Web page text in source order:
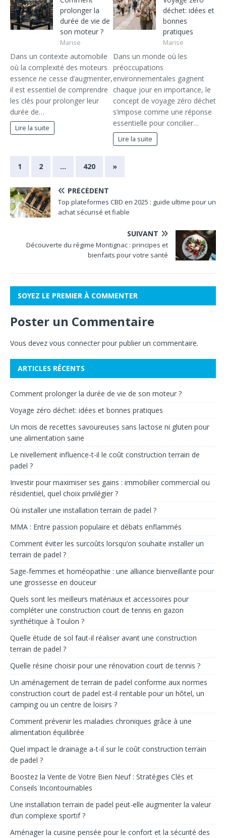
prolonger la
durée de vie de
son moteur ?
Marise
Dans un contexte automobile
où la complexité des moteurs
essence ne cesse d’augmenter,
il est essentiel de comprendre
les clés pour prolonger leur
durée de…
Lire la suite
déchet: idées et
bonnes
pratiques
Marise
Dans un monde où les
préoccupations
environnementales gagnent
chaque jour en importance, le
concept de voyage zéro déchet
s’impose comme une réponse
essentielle pour concilier…
Lire la suite
1 2 … 420 »
PRÉCÉDENT
Top plateformes CBD en 2025 : guide ultime pour un
achat sécurisé et fiable
SUIVANT
Découverte du régime Montignac : principes et
bienfaits pour votre santé
SOYEZ LE PREMIER À COMMENTER
Poster un Commentaire
Vous devez vous connecter pour publier un commentaire.
ARTICLES RÉCENTS
Comment prolonger la durée de vie de son moteur ?
Voyage zéro déchet: idées et bonnes pratiques
Un mois de recettes savoureuses sans lactose ni gluten pour
une alimentation saine
Le nivellement influence-t-il le coût construction terrain de
padel ?
Investir pour maximiser ses gains : immobilier commercial ou
résidentiel, quel choix privilégier ?
Où installer une installation terrain de padel ?
MMA : Entre passion populaire et débats enflammés
Comment éviter les surcoûts lorsqu’on souhaite installer un
terrain de padel ?
Sage-femmes et homéopathie : une alliance bienveillante pour
une grossesse en douceur
Quels sont les meilleurs matériaux et accessoires pour
compléter une construction court de tennis en gazon
synthétique à Toulon ?
Quelle étude de sol faut-il réaliser avant une construction
terrain de padel ?
Quelle résine choisir pour une rénovation court de tennis ?
Un aménagement de terrain de padel conforme aux normes
construction court de padel est-il rentable pour un hôtel, un
camping ou un centre de loisirs ?
Comment prévenir les maladies chroniques grâce à une
alimentation équilibrée
Quel impact le drainage a-t-il sur le coût construction terrain
de padel ?
Boostez la Vente de Votre Bien Neuf : Stratégies Clés et
Conseils Incontournables
Une installation terrain de padel peut-elle augmenter la valeur
d’un complexe sportif ?
Aménager la cuisine pensée pour le confort et la sécurité des